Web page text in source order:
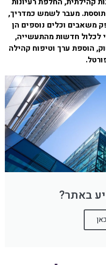
תוססת. מעבר לשמש כמדריך,
משאבים וכלים נוספים הן
לכלול חדשות מהתעשייה,
הוספת ערך וטיפוח קהילה
באתר?